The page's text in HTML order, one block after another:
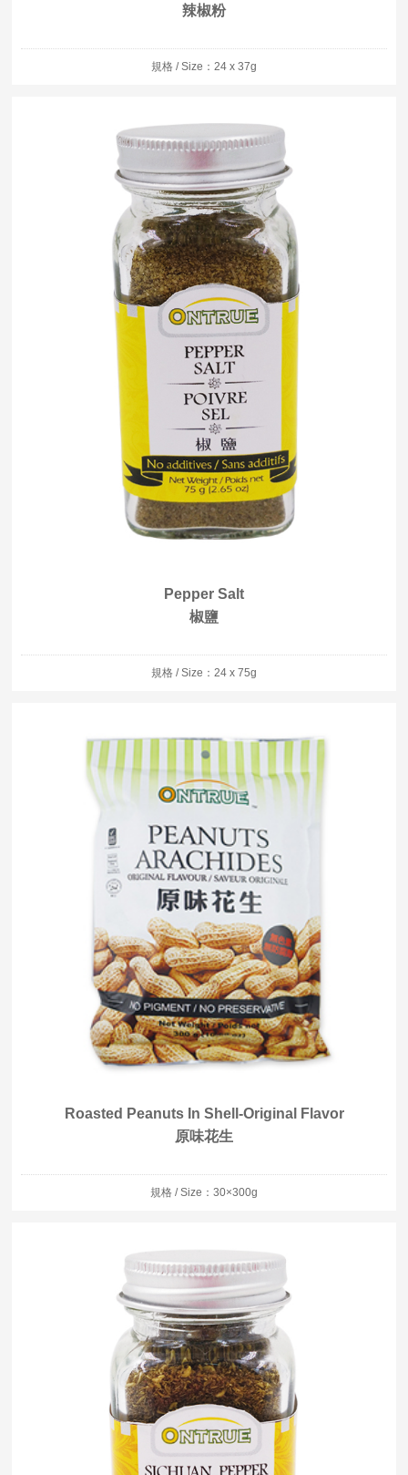
辣椒粉
規格 / Size：24 x 37g
Pepper Salt
椒鹽
規格 / Size：24 x 75g
Roasted Peanuts In Shell-Original Flavor
原味花生
規格 / Size：30×300g